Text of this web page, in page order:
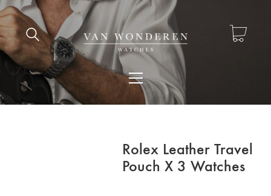
Rolex Leather Travel
Pouch X 3 Watches